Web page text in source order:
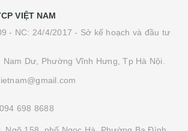
VIỆT NAM
- NC: 24/4/2017 - Sở kế hoạch và đầu tư
Dư, Phường Vĩnh Hưng, Tp Hà Nội.
698 8688